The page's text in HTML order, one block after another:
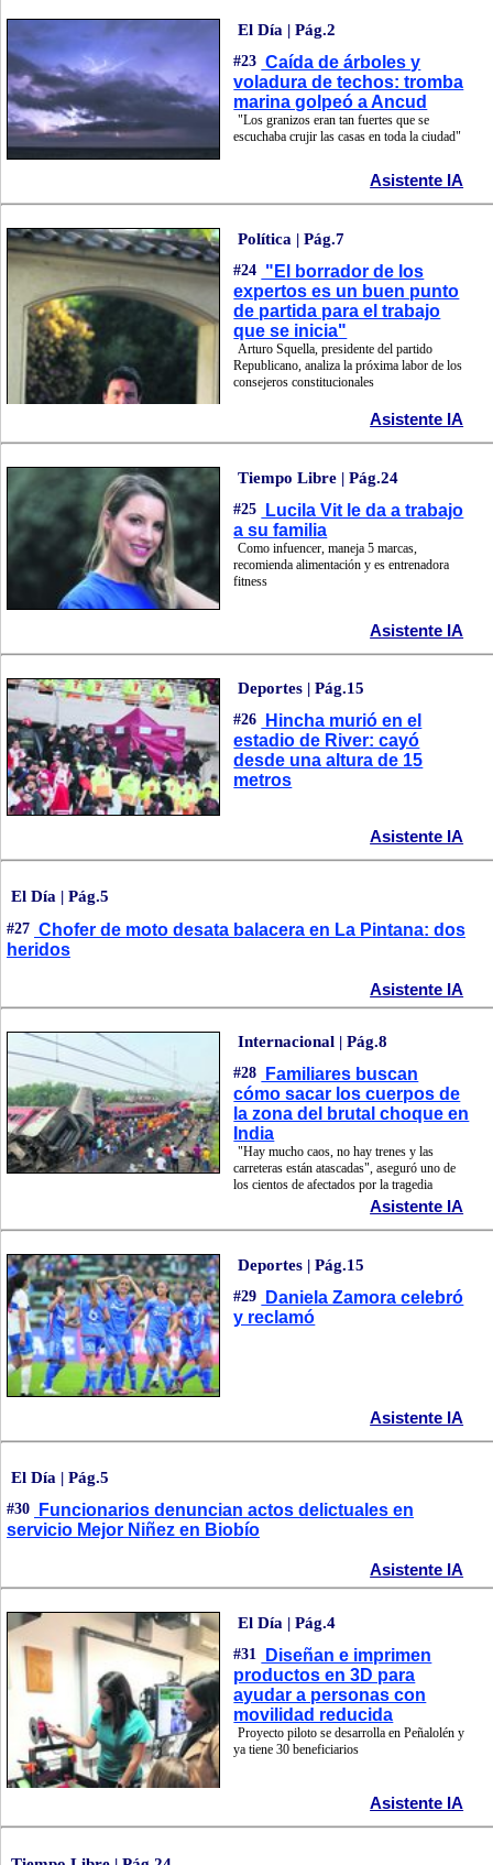
El Día | Pág.2
#23 Caída de árboles y
voladura de techos: tromba
marina golpeó a Ancud
"Los granizos eran tan fuertes que se
escuchaba crujir las casas en toda la ciudad"
Asistente IA
Política | Pág.7
#24 "El borrador de los
expertos es un buen punto
de partida para el trabajo
que se inicia"
Arturo Squella, presidente del partido
Republicano, analiza la próxima labor de los
consejeros constitucionales
Asistente IA
Tiempo Libre | Pág.24
#25
Lucila Vit le da a trabajo
a su familia
Como infuencer, maneja 5 marcas,
recomienda alimentación y es entrenadora
fitness
Asistente IA
Deportes | Pág.15
#26
Hincha murió en el
estadio de River: cayó
desde una altura de 15
metros
Asistente IA
El Día | Pág.5
#27 Chofer de moto desata balacera en La Pintana: dos
heridos
Asistente IA
Internacional | Pág.8
#28
Familiares buscan
cómo sacar los cuerpos de
la zona del brutal choque en
India
"Hay mucho caos, no hay trenes y las
carreteras están atascadas", aseguró uno de
los cientos de afectados por la tragedia
Asistente IA
Deportes | Pág.15
#29
Daniela Zamora celebró
y reclamó
Asistente IA
El Día | Pág.5
#30
Funcionarios denuncian actos delictuales en
servicio Mejor Niñez en Biobío
Asistente IA
El Día | Pág.4
#31
Diseñan e imprimen
productos en 3D para
ayudar a personas con
movilidad reducida
Proyecto piloto se desarrolla en Peñalolén y
ya tiene 30 beneficiarios
Asistente IA